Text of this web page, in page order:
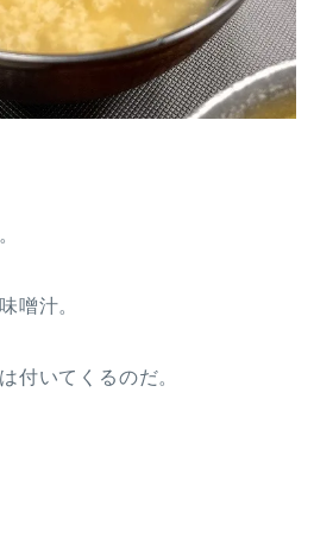
噌汁。
付いてくるのだ。